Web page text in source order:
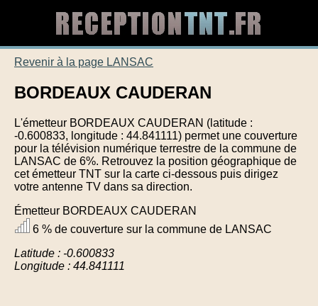
Revenir à la page LANSAC
BORDEAUX CAUDERAN
L'émetteur BORDEAUX CAUDERAN (latitude :
-0.600833, longitude : 44.841111) permet une couverture
pour la télévision numérique terrestre de la commune de
LANSAC de 6%. Retrouvez la position géographique de
cet émetteur TNT sur la carte ci-dessous puis dirigez
votre antenne TV dans sa direction.
Émetteur BORDEAUX CAUDERAN
6 % de couverture sur la commune de LANSAC
Latitude : -0.600833
Longitude : 44.841111